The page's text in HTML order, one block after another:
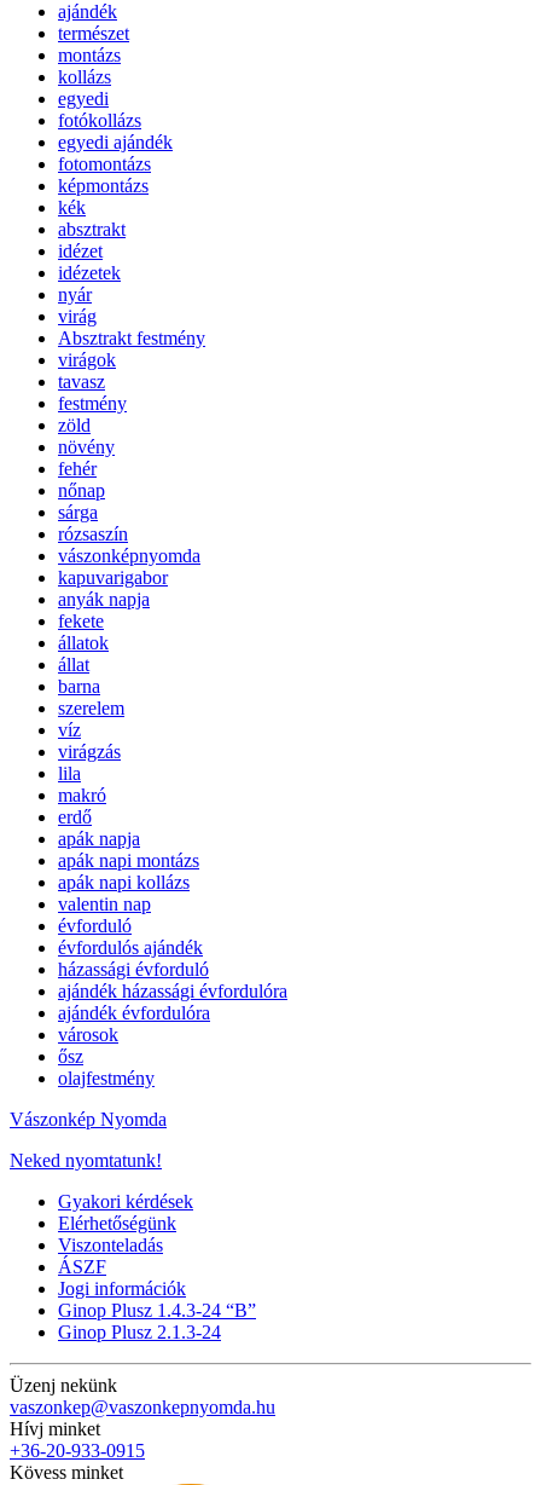
ajándék
természet
montázs
kollázs
egyedi
fotókollázs
egyedi ajándék
fotomontázs
képmontázs
kék
absztrakt
idézet
idézetek
nyár
virág
Absztrakt festmény
virágok
tavasz
festmény
zöld
növény
fehér
nőnap
sárga
rózsaszín
vászonképnyomda
kapuvarigabor
anyák napja
fekete
állatok
állat
barna
szerelem
víz
virágzás
lila
makró
erdő
apák napja
apák napi montázs
apák napi kollázs
valentin nap
évforduló
évfordulós ajándék
házassági évforduló
ajándék házassági évfordulóra
ajándék évfordulóra
városok
ősz
olajfestmény
Vászonkép Nyomda
Neked nyomtatunk!
Gyakori kérdések
Elérhetőségünk
Viszonteladás
ÁSZF
Jogi információk
Ginop Plusz 1.4.3-24 “B”
Ginop Plusz 2.1.3-24
Üzenj nekünk
vaszonkep@vaszonkepnyomda.hu
Hívj minket
+36-20-933-0915
Kövess minket